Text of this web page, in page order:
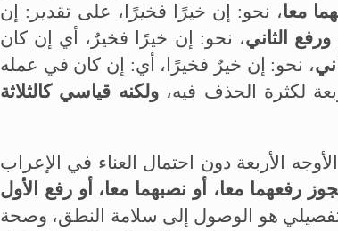
معا، نحو: إن خيرًا فخيرًا، على تقدير: إن
الثاني، نحو: إن خيرًا فخيرٌ، أي إن كان
، نحو: إن خيرٌ فخيرًا، أي: إن كان في عمله
لكثرة الحذف فيه،ولكنه قياسي كالثلاثة
الأربعة دون احتمال العناء في الإعراب
رفعهما معا، أو نصبهما معا، أو رفع الأول
هو الوصول إلى سلامة النطق، وصحة